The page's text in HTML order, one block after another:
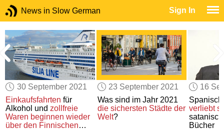
News in Slow German Sign In
30 September 2021
Einkaufsfahrten für
Alkohol undzollfreie
Waren beginnen wieder
über den Finnischen
23 September 2021
Was sind im Jahr 2021
die sichersten Städte der
Welt?
16
verliebt
Bücher